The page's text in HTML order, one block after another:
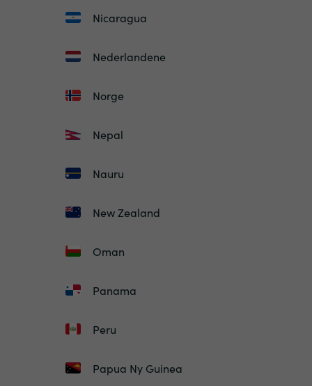
Nicaragua
Nederlandene
Norge
Nepal
Nauru
New Zealand
Oman
Panama
Peru
Papua Ny Guinea